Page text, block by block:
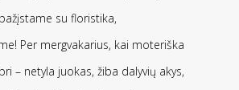
su floristika,
Per mergvakarius, kai moteriška
– netyla juokas, žiba dalyvių akys,